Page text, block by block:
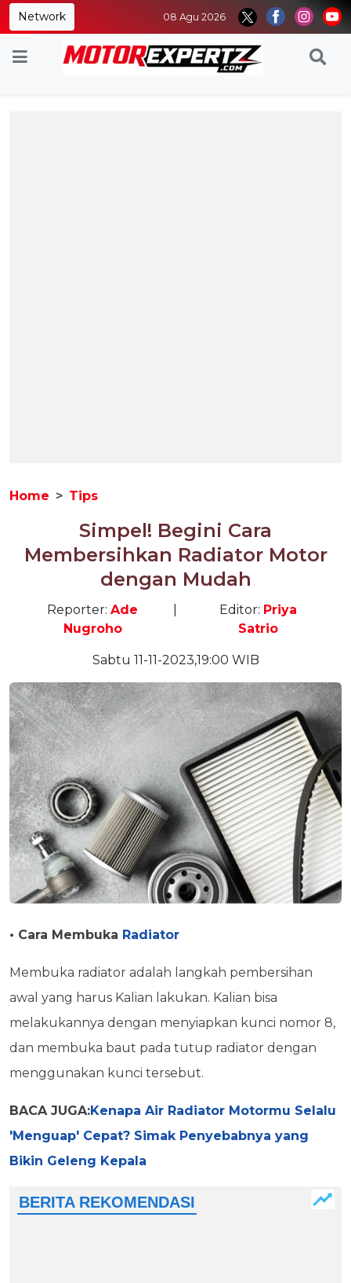
Network 08 Agu 2026
Home Tips
Simpel! Begini Cara
Membersihkan Radiator Motor
dengan Mudah
Reporter: Ade
Nugroho
Editor: Priya
Satrio
Sabtu 11-11-2023,19:00 WIB
• Cara Membuka Radiator
Membuka radiator adalah langkah pembersihan
awal yang harus Kalian lakukan. Kalian bisa
melakukannya dengan menyiapkan kunci nomor 8,
dan membuka baut pada tutup radiator dengan
menggunakan kunci tersebut.
BACA JUGA:Kenapa Air Radiator Motormu Selalu
'Menguap' Cepat? Simak Penyebabnya yang
Bikin Geleng Kepala